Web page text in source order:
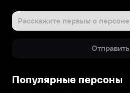
Расскажите первым о персоне
Отправить
Популярные персоны